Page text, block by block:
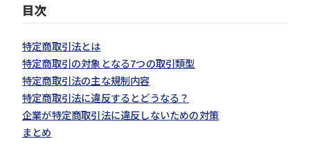
目次
特定商取引法とは
特定商取引の対象となる7つの取引類型
特定商取引法の主な規制内容
特定商取引法に違反するとどうなる？
企業が特定商取引法に違反しないための対策
まとめ